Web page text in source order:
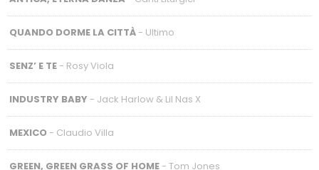
QUANDO DORME LA CITTÀ- Ultimo
SENZ’ E TE- Rosy Viola
INDUSTRY BABY - Jack Harlow & Lil Nas X
MEXICO- Claudio Villa
GREEN, GREEN GRASS OF HOME- Tom Jones